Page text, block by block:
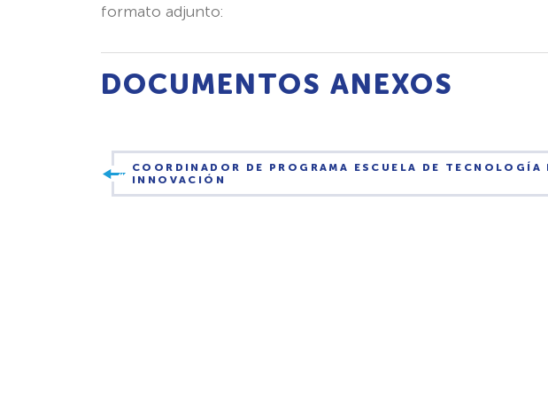
formato adjunto:
DOCUMENTOS ANEXOS
COORDINADOR DE PROGRAMA ESCUELA DE TECNOLOGÍA
INNOVACIÓN